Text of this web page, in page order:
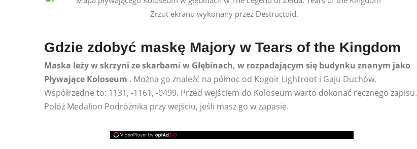
Zrzut ekranu wykonany przez Destructoid.
Gdzie zdobyć maskę Majory w Tears of the Kingdom
Maska leży w skrzyni ze skarbami w Głębinach, w rozpadającym się budynku znanym jako
Pływające Koloseum . Można go znaleźć na północ od Kogoir Lightroot i Gaju Duchów.
Współrzędne to: 1131, -1161, -0499. Przed wejściem do Koloseum warto dokonać ręcznego zapisu.
Połóż Medalion Podróżnika przy wejściu, jeśli masz go w zapasie.